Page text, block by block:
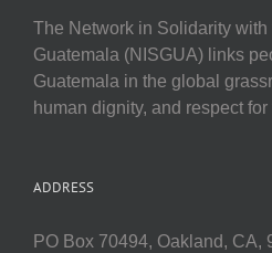
The Network in Solidarity with
Guatemala (NISGUA) links
Guatemala in the global
human dignity, and respect for
ADDRESS
PO Box 70494, Oakland, CA,